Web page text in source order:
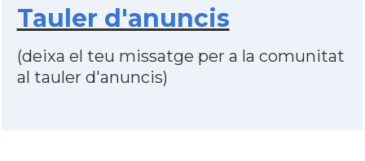
Tauler d'anuncis
(deixa el teu missatge per a la comunitat
al tauler d'anuncis)